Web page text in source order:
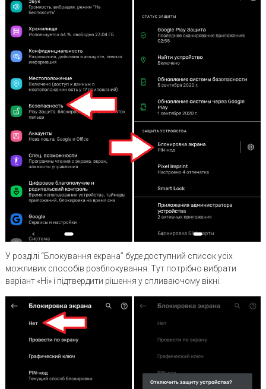
У розділі “Блокування екрана” буде доступний список усіх
можливих способів розблокування. Тут потрібно вибрати
варіант «Ні» і підтвердити рішення у спливаючому вікні.